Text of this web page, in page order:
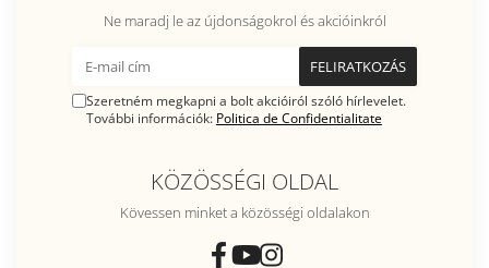
Ne maradj le az újdonságokrol és akcióinkról
Szeretném megkapni a bolt akcióiról szóló hírlevelet.
További információk: Politica de Confidentialitate
KÖZÖSSÉGI OLDAL
Kövessen minket a közösségi oldalakon